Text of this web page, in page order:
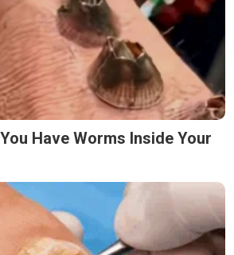
Have Worms Inside Your